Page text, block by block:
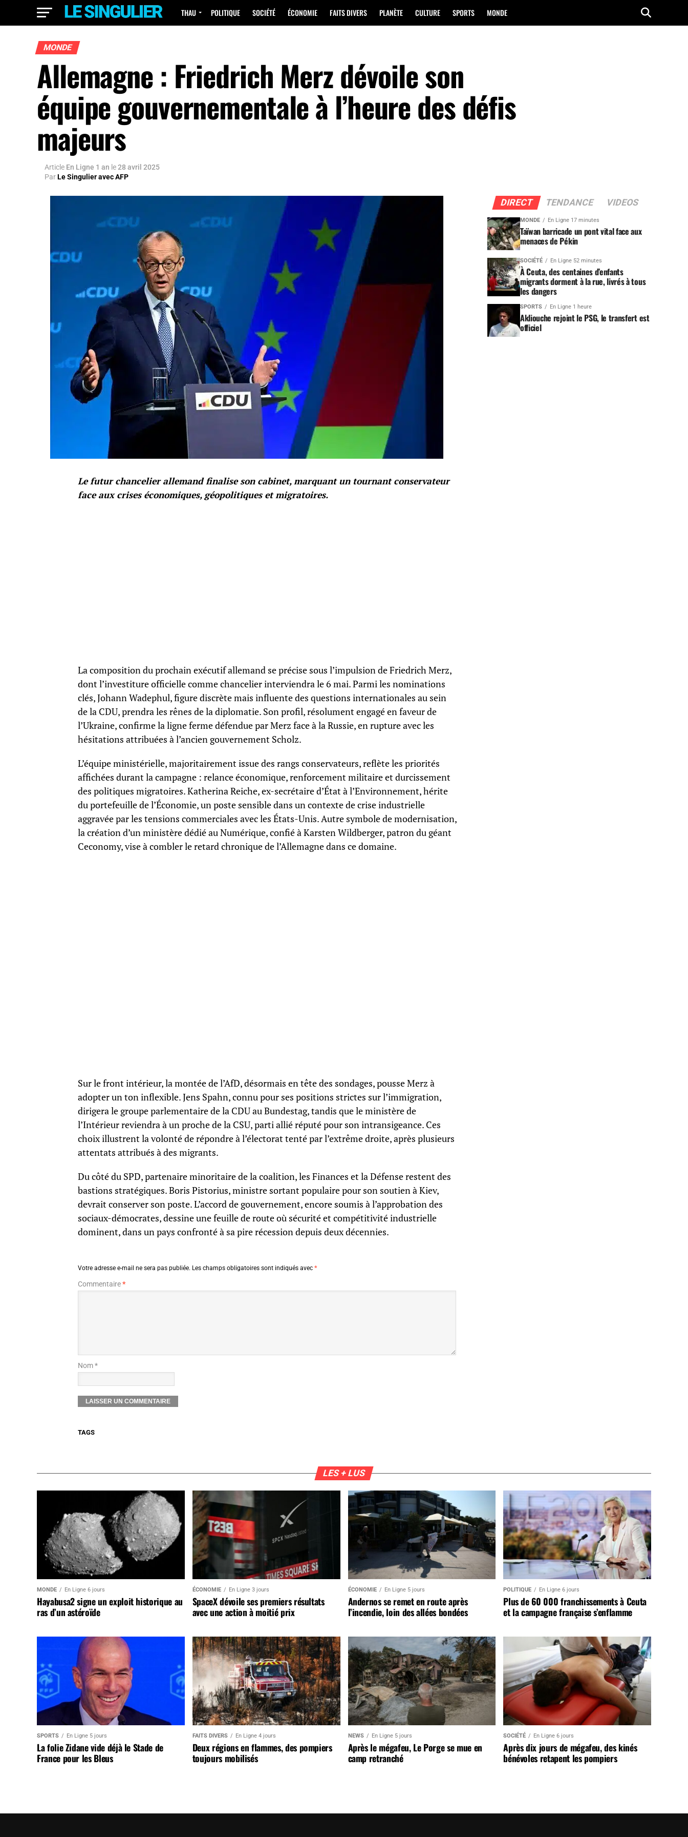
THAU POLITIQUE SOCIÉTÉ ÉCONOMIE FAITS DIVERS PLANÈTE CULTURE SPORTS MONDE
MONDE
Allemagne : Friedrich Merz dévoile son
équipe gouvernementale à l’heure des défis
majeurs
Article En Ligne 1 an le28 avril 2025
ParLe Singulier avec AFP
Le futur chancelier allemand finalise son cabinet, marquant un tournant conservateur
face aux crises économiques, géopolitiques et migratoires.
La composition du prochain exécutif allemand se précise sous l’impulsion de Friedrich Merz,
dont l’investiture officielle comme chancelier interviendra le 6 mai. Parmi les nominations
clés, Johann Wadephul, figure discrète mais influente des questions internationales au sein
de la CDU, prendra les rênes de la diplomatie. Son profil, résolument engagé en faveur de
l’Ukraine, confirme la ligne ferme défendue par Merz face à la Russie, en rupture avec les
hésitations attribuées à l’ancien gouvernement Scholz.
L’équipe ministérielle, majoritairement issue des rangs conservateurs, reflète les priorités
affichées durant la campagne : relance économique, renforcement militaire et durcissement
des politiques migratoires. Katherina Reiche, ex-secrétaire d’État à l’Environnement, hérite
du portefeuille de l’Économie, un poste sensible dans un contexte de crise industrielle
aggravée par les tensions commerciales avec les États-Unis. Autre symbole de modernisation,
la création d’un ministère dédié au Numérique, confié à Karsten Wildberger, patron du géant
Ceconomy, vise à combler le retard chronique de l’Allemagne dans ce domaine.
Sur le front intérieur, la montée de l’AfD, désormais en tête des sondages, pousse Merz à
adopter un ton inflexible. Jens Spahn, connu pour ses positions strictes sur l’immigration,
dirigera le groupe parlementaire de la CDU au Bundestag, tandis que le ministère de
l’Intérieur reviendra à un proche de la CSU, parti allié réputé pour son intransigeance. Ces
choix illustrent la volonté de répondre à l’électorat tenté par l’extrême droite, après plusieurs
attentats attribués à des migrants.
Du côté du SPD, partenaire minoritaire de la coalition, les Finances et la Défense restent des
bastions stratégiques. Boris Pistorius, ministre sortant populaire pour son soutien à Kiev,
devrait conserver son poste. L’accord de gouvernement, encore soumis à l’approbation des
sociaux-démocrates, dessine une feuille de route où sécurité et compétitivité industrielle
dominent, dans un pays confronté à sa pire récession depuis deux décennies.
Votre adresse e-mail ne sera pas publiée. Les champs obligatoires sont indiqués avec *
Commentaire*
Nom *
TAGS
DIRECT TENDANCE VIDEOS
MONDE En Ligne 17 minutes
Taïwan barricade un pont vital face aux
menaces de Pékin
SOCIÉTÉ En Ligne 52 minutes
À Ceuta, des centaines d’enfants
migrants dorment à la rue, livrés à tous
les dangers
SPORTS En Ligne 1 heure
Akliouche rejoint le PSG, le transfert est
officiel
LES + LUS
MONDE En Ligne 6 jours
Hayabusa2 signe un exploit historique au
ras d’un astéroïde
ÉCONOMIE En Ligne 3 jours
SpaceX dévoile ses premiers résultats
avec une action à moitié prix
ÉCONOMIE En Ligne 5 jours
Andernos se remet en route après
l’incendie, loin des allées bondées
POLITIQUE En Ligne 6 jours
Plus de 60 000 franchissements à Ceuta
et la campagne française s’enflamme
SPORTS En Ligne 5 jours
La folie Zidane vide déjà le Stade de
France pour les Bleus
FAITS DIVERS En Ligne 4 jours
Deux régions en flammes, des pompiers
toujours mobilisés
NEWS En Ligne 5 jours
Après le mégafeu, Le Porge se mue en
camp retranché
SOCIÉTÉ En Ligne 6 jours
Après dix jours de mégafeu, des kinés
bénévoles retapent les pompiers